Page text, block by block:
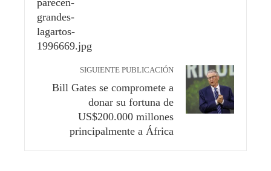
SIGUIENTE PUBLICACIÓN
Bill Gates se compromete a
donar su fortuna de
US$200.000 millones
principalmente a África